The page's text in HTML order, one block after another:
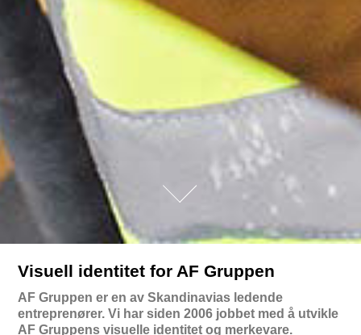
Visuell identitet for AF Gruppen
AF Gruppen er en av Skandinavias ledende
entreprenører. Vi har siden 2006 jobbet med å utvikle
AF Gruppens visuelle identitet og merkevare.